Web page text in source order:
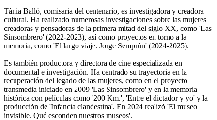
Tània Balló, comisaria del centenario, es investigadora y creadora
cultural. Ha realizado numerosas investigaciones sobre las mujeres
creadoras y pensadoras de la primera mitad del siglo XX, como 'Las
Sinsombrero' (2022-2023), así como proyectos en torno a la
memoria, como 'El largo viaje. Jorge Semprún' (2024-2025).
Es también productora y directora de cine especializada en
documental e investigación. Ha centrado su trayectoria en la
recuperación del legado de las mujeres, como en el proyecto
transmedia iniciado en 2009 'Las Sinsombrero' y en la memoria
histórica con películas como '200 Km.', 'Entre el dictador y yo' y la
producción de 'Infancia clandestina'. En 2024 realizó 'El museo
invisible. Qué esconden nuestros museos'.